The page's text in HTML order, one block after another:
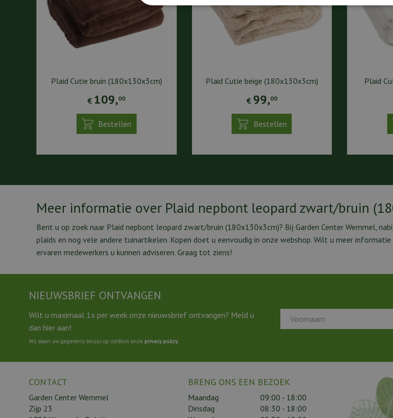
Plaid Cutie bruin (180x130x3cm)
€ 109,00
Bestellen
Plaid Cutie beige (180x130x3cm)
€ 99,00
Bestellen
Plaid
Meer informatie over Plaid nepbont leopard zwart/bruin
Bent u op zoek naar Plaid nepbont leopard zwart/bruin (180x130x3cm)? Bij Garden Center Wemmel,
plaids en nog vele andere tuinartikelen. Kopen doet u eenvoudig in onze webshop. Wilt u meer
ervaren medewerkers u kunnen adviseren. Graag tot ziens!
NIEUWSBRIEF ONTVANGEN
Wilt u maximaal 1x per week onze nieuwsbrief ontvangen? Meld u
dan hier aan!
Wij slaan uw gegevens secuur op conform onze privacy policy
CONTACT
Garden Center Wemmel
Zijp 23
BRENG ONS EEN BEZOEK
Maandag
09:00 - 18:00
Dinsdag
08:30 - 18:00